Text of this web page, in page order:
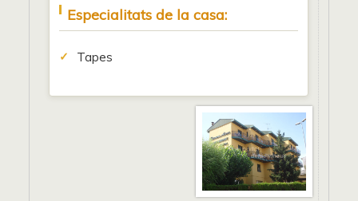
Especialitats de la casa:
Tapes